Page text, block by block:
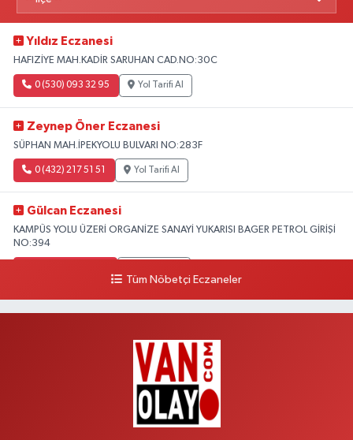
Yıldız Eczanesi
HAFIZİYE MAH.KADİR SARUHAN CAD.NO:30C
0 (530) 093 32 95 Yol Tarifi Al
Zeynep Öner Eczanesi
SÜPHAN MAH.İPEKYOLU BULVARI NO:283F
0 (432) 217 51 51 Yol Tarifi Al
Gülcan Eczanesi
KAMPÜS YOLU ÜZERİ ORGANİZE SANAYİ YUKARISI BAGER PETROL GİRİŞİ
NO:394
HEKİM HASTANESİ ACİL KARŞISI
Yol Tarifi Al
MAHMUDİYE MAH.ATATÜRK CAD.NO:17B
Tüm Nöbetçi Eczaneler